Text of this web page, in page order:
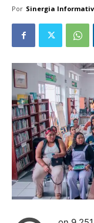
Por Sinergia